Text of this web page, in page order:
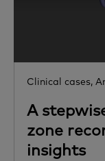
Clinical cases,
A
zone
insights